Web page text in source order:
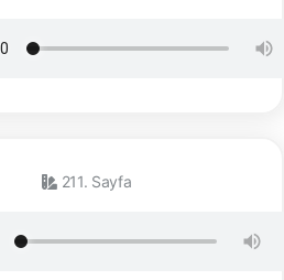
211. Sayfa